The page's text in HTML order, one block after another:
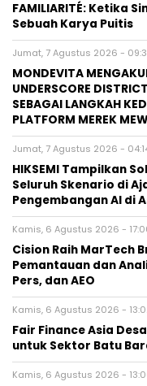
FAMILIARITÉ: Ketika
Sebuah Karya Puitis
Jumat, 7 Agustus 2026 -
MONDEVITA
UNDERSCORE
SEBAGAI LANGKAH
PLATFORM MEREK
Jumat, 7 Agustus 2026 -
HIKSEMI Tampilkan
Seluruh Skenario di
Pengembangan AI di
Kamis, 6 Agustus 2026 -
Cision Raih MarTech
Pemantauan dan
Pers, dan AEO
Kamis, 6 Agustus 2026 -
Fair Finance Asia
untuk Sektor Batu
Kamis, 6 Agustus 2026 -